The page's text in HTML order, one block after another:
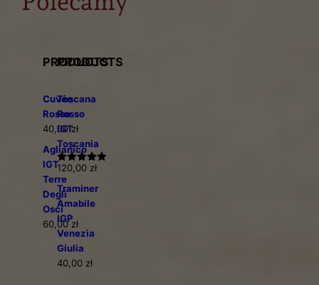
PRODUCTS
Cuvée
Rosso
40,00zł
Aglianico
IGT
Terre
Degli
Osci
60,00 zł
PRODUCTS
Toscana
Rosso
IGT
Toscania
Oceniono
5.00
120,00 zł
Traminer
Amabile
IGP
Venezia
Giulia
40,00 zł